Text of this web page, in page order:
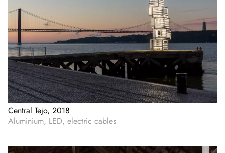
Central Tejo, 2018
Aluminium, LED, electric cables